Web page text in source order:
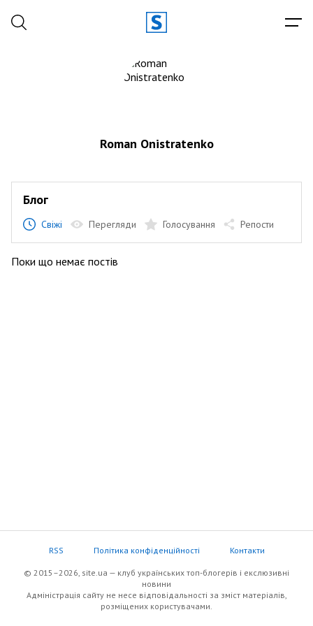
Roman Onistratenko
Блог
Свіжі Перегляди Голосування Репости
Поки що немає постів
RSS Політика конфіденційності Контакти
© 2015–2026, site.ua — клуб українських топ-блогерів i екслюзивнi
новини
Адміністрація сайту не несе відповідальності за зміст матеріалів,
розміщених користувачами.